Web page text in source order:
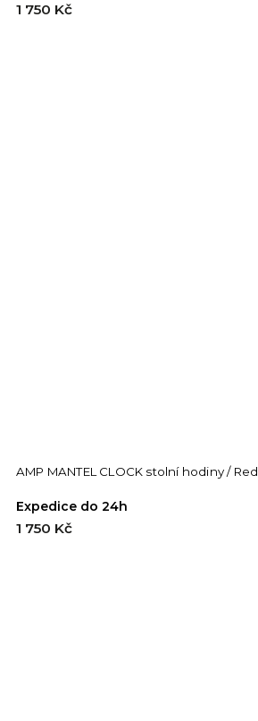
1 750 Kč
AMP MANTEL CLOCK stolní hodiny / Red
Expedice do 24h
1 750 Kč